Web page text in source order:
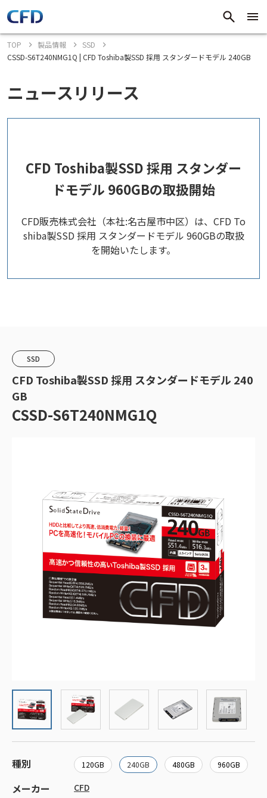
TOP 製品情報
SSD
CSSD-S6T240NMG1Q | CFD Toshiba製SSD 採用 スタンダードモデル 240GB
ニュースリリース
CFD Toshiba製SSD 採用 スタンダー
ドモデル 960GBの取扱開始
CFD販売株式会社（本社:名古屋市中区）は、CFD To
shiba製SSD 採用 スタンダードモデル 960GBの取扱
を開始いたします。
SSD
CFD Toshiba製SSD 採用 スタンダードモデル 240
GB
CSSD-S6T240NMG1Q
種別 120GB 240GB 480GB 960GB
メーカー CFD